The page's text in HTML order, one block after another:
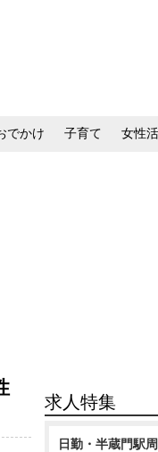
でかけ 子育て 女性
求人特集
日勤・半蔵門駅